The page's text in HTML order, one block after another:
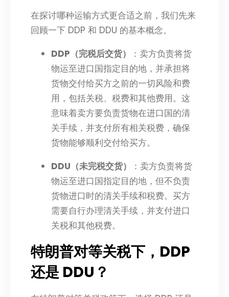
在探讨哪种运输方式更合适之前，我们先来
回顾一下 DDP 和 DDU 的基本概念。​
DDP（完税后交货）
：卖方负责将货
物运至进口国指定目的地，并承担将
货物交付给买方之前的一切风险和费
用，包括关税、税费和其他费用。这
意味着卖方要负责货物在进口国的清
关手续，并支付所有相关税费，确保
货物能够顺利交付给买方。​
DDU（未完税交货）
：卖方负责将货
物运至进口国指定目的地，但不负责
货物进口时的清关手续和税费。买方
需要自行办理清关手续，并支付进口
关税和其他税费。​
特朗普对等关税下，DDP
还是 DDU？​